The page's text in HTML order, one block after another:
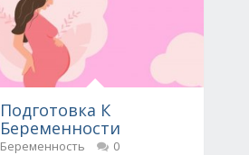
Подготовка К
Беременности
Беременность
0